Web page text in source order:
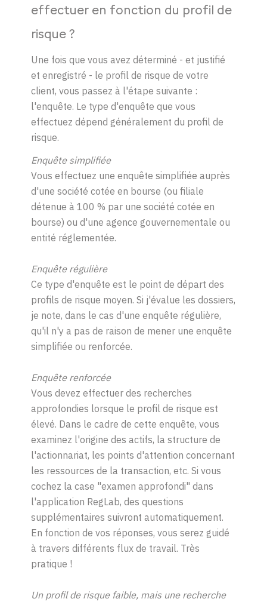
effectuer en fonction du profil de
risque ?
Une fois que vous avez déterminé - et justifié
et enregistré - le profil de risque de votre
client, vous passez à l'étape suivante :
l'enquête. Le type d'enquête que vous
effectuez dépend généralement du profil de
risque.
Enquête simplifiée
Vous effectuez une enquête simplifiée auprès
d'une société cotée en bourse (ou filiale
détenue à 100 % par une société cotée en
bourse) ou d'une agence gouvernementale ou
entité réglementée.
Enquête régulière
Ce type d'enquête est le point de départ des
profils de risque moyen. Si j'évalue les dossiers,
je note, dans le cas d'une enquête régulière,
qu'il n'y a pas de raison de mener une enquête
simplifiée ou renforcée.
Enquête renforcée
Vous devez effectuer des recherches
approfondies lorsque le profil de risque est
élevé. Dans le cadre de cette enquête, vous
examinez l'origine des actifs, la structure de
l'actionnariat, les points d'attention concernant
les ressources de la transaction, etc. Si vous
cochez la case "examen approfondi" dans
l'application RegLab, des questions
supplémentaires suivront automatiquement.
En fonction de vos réponses, vous serez guidé
à travers différents flux de travail. Très
pratique !
Un profil de risque faible, mais une recherche